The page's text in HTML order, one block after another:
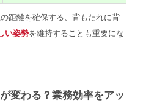
距離を確保する、背もたれに背
い姿勢を維持することも重要にな
変わる？業務効率をアッ